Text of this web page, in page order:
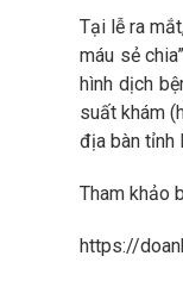
Tại lễ ra
máu sẻ
hình dịch
suất khám
địa bàn tỉnh
Tham khảo
https://